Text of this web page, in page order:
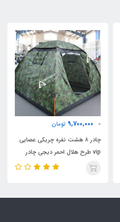
0
9,700,000 تومان
چادر ۸ هشت نفره چریکی عصایی
vip طرح هلال احمر دیجی چادر